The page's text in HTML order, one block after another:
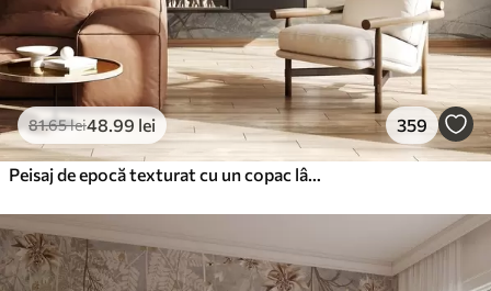
81.65lei48 .99 lei 359